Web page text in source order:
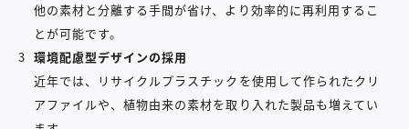
他の素材と分離する手間が省け、より効率的に再利用するこ
とが可能です。
環境配慮型デザインの採用
近年では、リサイクルプラスチックを使用して作られたクリ
アファイルや、植物由来の素材を取り入れた製品も増えてい